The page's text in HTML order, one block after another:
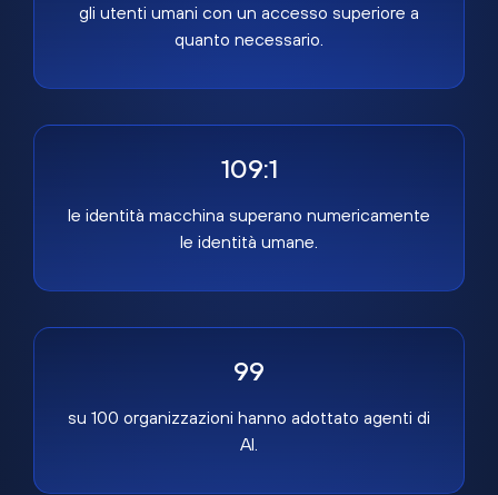
gli utenti umani con un accesso superiore a
quanto necessario.
109:1
le identità macchina superano numericamente
le identità umane.
99
su 100 organizzazioni hanno adottato agenti di
AI.